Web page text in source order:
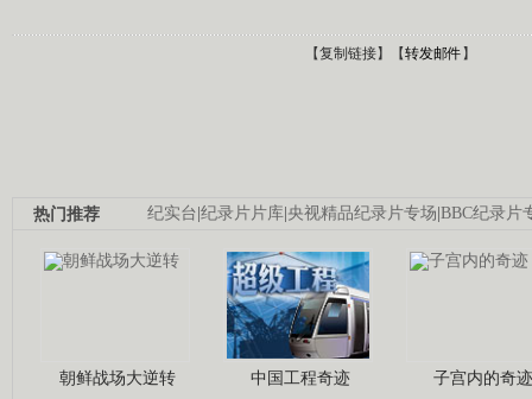
【复制链接】【转发邮件】
纪实台|纪录片片库|央视精品纪录片专场|BBC纪录片
热门推荐
朝鲜战场大逆转 中国工程奇迹 子宫内的奇迹